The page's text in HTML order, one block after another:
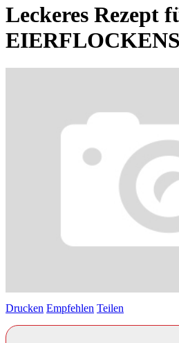
Leckeres Rezept
Drucken Empfehlen Teilen